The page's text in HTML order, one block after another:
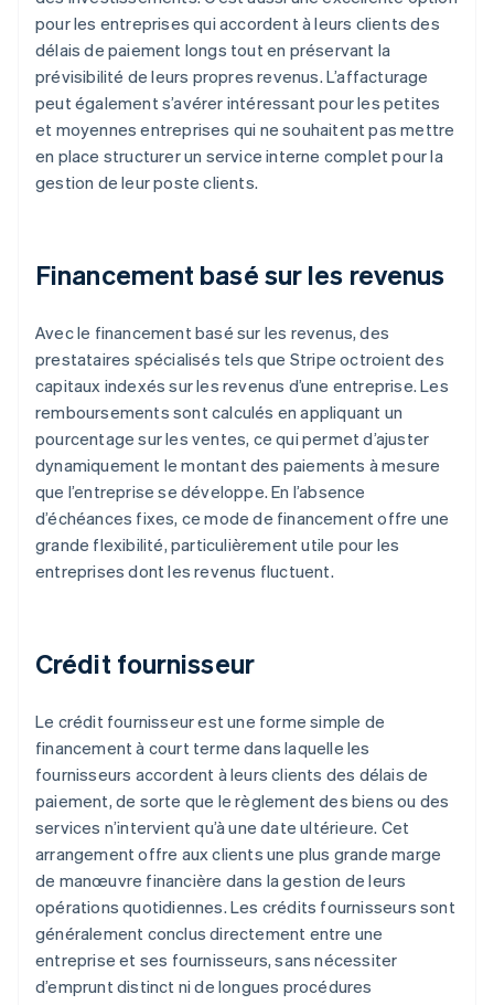
pour les entreprises qui accordent à leurs clients des
délais de paiement longs tout en préservant la
prévisibilité de leurs propres revenus. L’affacturage
peut également s’avérer intéressant pour les petites
et moyennes entreprises qui ne souhaitent pas mettre
en place structurer un service interne complet pour la
gestion de leur poste clients.
Financement basé sur les revenus
Avec le financement basé sur les revenus, des
prestataires spécialisés tels que Stripe octroient des
capitaux indexés sur les revenus d’une entreprise. Les
remboursements sont calculés en appliquant un
pourcentage sur les ventes, ce qui permet d’ajuster
dynamiquement le montant des paiements à mesure
que l’entreprise se développe. En l’absence
d’échéances fixes, ce mode de financement offre une
grande flexibilité, particulièrement utile pour les
entreprises dont les revenus fluctuent.
Crédit fournisseur
Le crédit fournisseur est une forme simple de
financement à court terme dans laquelle les
fournisseurs accordent à leurs clients des délais de
paiement, de sorte que le règlement des biens ou des
services n’intervient qu’à une date ultérieure. Cet
arrangement offre aux clients une plus grande marge
de manœuvre financière dans la gestion de leurs
opérations quotidiennes. Les crédits fournisseurs sont
généralement conclus directement entre une
entreprise et ses fournisseurs, sans nécessiter
d’emprunt distinct ni de longues procédures